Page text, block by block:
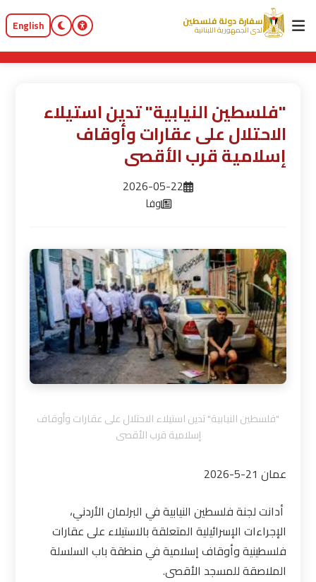
سفارة دولة فلسطين
لدى الجمهورية اللبنانية English
"فلسطين النيابية" تدين استيلاء
الاحتلال على عقارات وأوقاف
إسلامية قرب الأقصى
2026-05-22
وفا
"فلسطين النيابية" تدين استيلاء الاحتلال على عقارات وأوقاف
إسلامية قرب الأقصى
عمان 21-5-2026
أدانت لجنة فلسطين النيابية في البرلمان الأردني،
الإجراءات الإسرائيلية المتعلقة بالاستيلاء على عقارات
فلسطينية وأوقاف إسلامية في منطقة باب السلسلة
الملاصقة للمسجد الأقصى.